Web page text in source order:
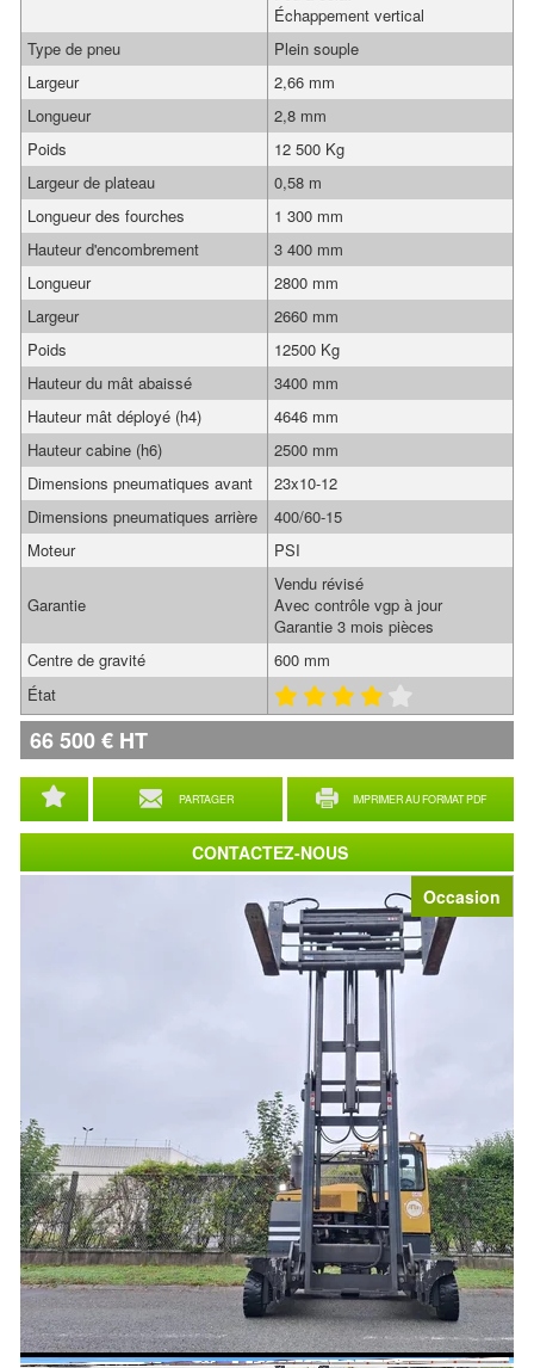
Occasion
PARTAGER IMPRIMER AU FORMAT PDF
Échappement vertical
Type de pneu
Plein souple
Largeur
2,66 mm
Longueur
2,8 mm
Poids
12 500 Kg
Largeur de plateau
0,58 m
Longueur des fourches
1 300 mm
Hauteur d'encombrement
3 400 mm
Longueur
2800 mm
Largeur
2660 mm
Poids
12500 Kg
Hauteur du mât abaissé
3400 mm
Hauteur mât déployé (h4)
4646 mm
Hauteur cabine (h6)
2500 mm
Dimensions pneumatiques avant
23x10-12
Dimensions pneumatiques arrière
400/60-15
Moteur
PSI
Garantie
Vendu révisé
Avec contrôle vgp à jour
Garantie 3 mois pièces
Centre de gravité
600 mm
État
66 500€ HT
CONTACTEZ-NOUS